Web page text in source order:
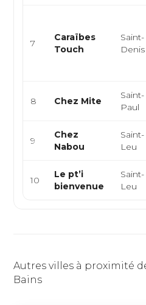
7
Caraïbes
Touch
Saint-
Denis
8 Chez Mite
Saint-
Paul
9
Chez
Nabou
Saint-
Leu
10
Le pt’i
bienvenue
Saint-
Leu
Autres villes à proximité
Bains